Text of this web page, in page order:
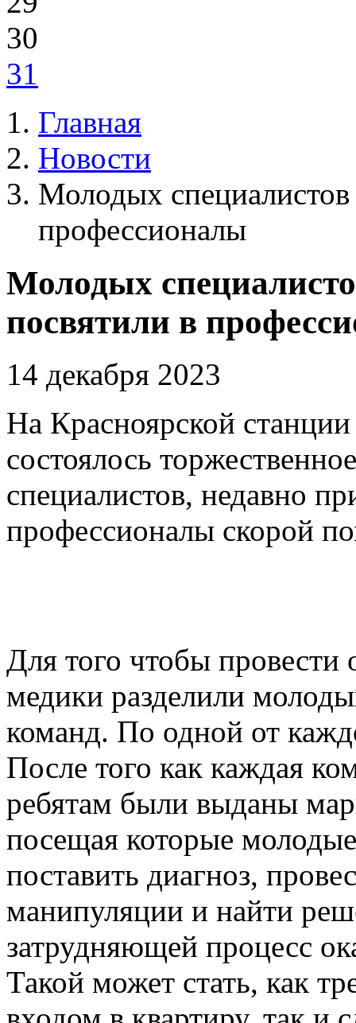
30
31
Главная
Новости
Молодых
профессионалы
Молодых
посвятили в
14 декабря 2023
На Красноярской
состоялось
специалистов, недавно
профессионалы скорой
Для того чтобы
медики разделили
команд. По одной от
После того как каждая
ребятам были выданы
посещая которые
поставить диагноз,
манипуляции и найти
затрудняющей процесс
Такой может стать, как